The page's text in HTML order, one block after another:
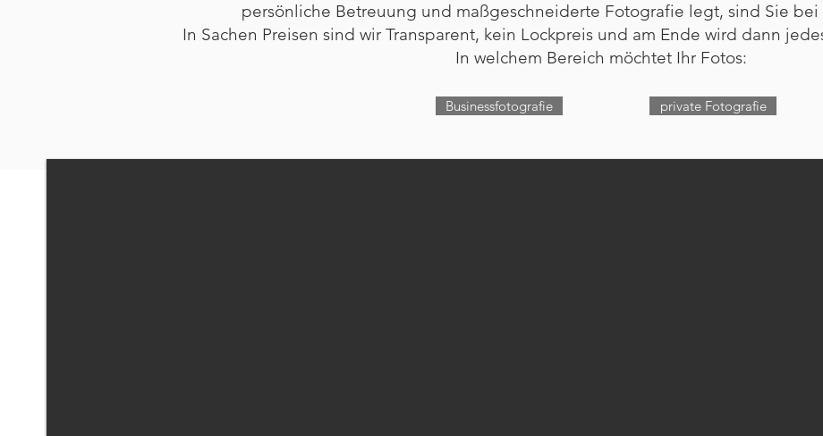
persönliche Betreuung und maßgeschneiderte Fotografie legt, sind Sie
In Sachen Preisen sind wir Transparent, kein Lockpreis und am Ende wird dann
In welchem Bereich möchtet Ihr Fotos:
Businessfotografie private Fotografie